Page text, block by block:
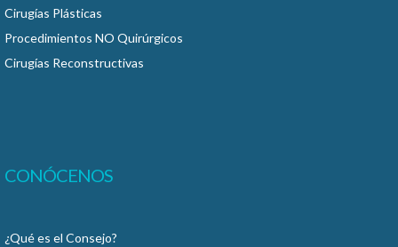
Cirugías Plásticas
Procedimientos NO Quirúrgicos
Cirugías Reconstructivas
CONÓCENOS
¿Qué es el Consejo?